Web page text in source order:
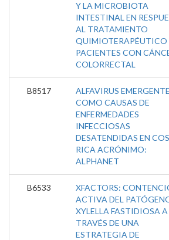
Y LA MICROBIOTA
INTESTINAL EN
AL TRATAMIENTO
QUIMIOTERAPÉUTICO
PACIENTES CON
COLORRECTAL
B8517
ALFAVIRUS
COMO CAUSAS DE
ENFERMEDADES
INFECCIOSAS
DESATENDIDAS EN
RICA ACRÓNIMO:
ALPHANET
B6533
XFACTORS:
ACTIVA DEL
XYLELLA FASTIDIOSA A
TRAVÉS DE UNA
ESTRATEGIA DE